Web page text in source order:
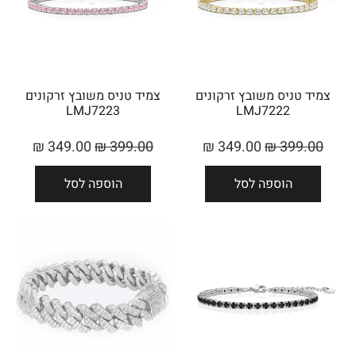
צמיד טניס משובץ זרקונים
LMJ7222
399.00
₪
349.00
₪
הוספה לסל
צמיד טניס משובץ זרקונים
LMJ7223
399.00
₪
349.00
₪
הוספה לסל